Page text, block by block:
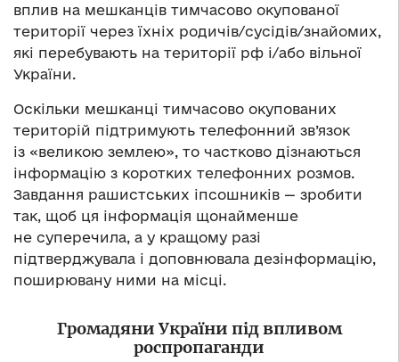
вплив на мешканців тимчасово окупованої
території через їхніх родичів/сусідів/знайомих,
які перебувають на території рф і/або вільної
України.
Оскільки мешканці тимчасово окупованих
територій підтримують телефонний зв’язок
із «великою землею», то частково дізнаються
інформацію з коротких телефонних розмов.
Завдання рашистських іпсошників — зробити
так, щоб ця інформація щонайменше
не суперечила, а у кращому разі
підтверджувала і доповнювала дезінформацію,
поширювану ними на місці.
Громадяни України під впливом
роспропаганди